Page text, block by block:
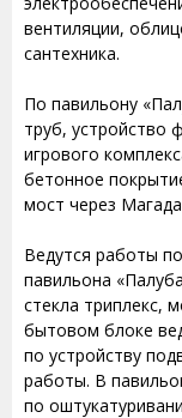
вентиляции,
сантехника.
По павильону
труб, устройство
игрового
бетонное
мост через
Ведутся работы
павильона
стекла триплекс,
бытовом блоке
по устройству
работы. В
по